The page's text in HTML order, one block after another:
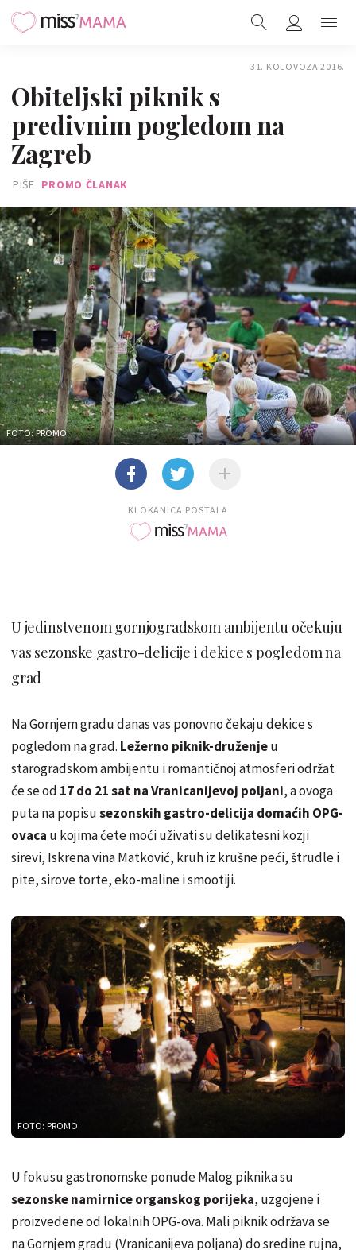
31. KOLOVOZA 2016.
Obiteljski piknik s
predivnim pogledom na
Zagreb
PIŠE PROMO ČLANAK
FOTO: PROMO
KLOKANICA POSTALA
U jedinstvenom gornjogradskom ambijentu očekuju
vas sezonske gastro-delicije i dekice s pogledom na
grad
Na Gornjem gradu danas vas ponovno čekaju dekice s
pogledom na grad. Ležerno piknik-druženjeu
starogradskom ambijentu i romantičnoj atmosferi održat
će se od 17 do 21 sat na Vranicanijevoj poljani, a ovoga
puta na popisusezonskih gastro-delicija domaćih OPG-
ovaca u kojima ćete moći uživati su delikatesni kozji
sirevi, Iskrena vina Matković, kruh iz krušne peći, štrudle i
pite, sirove torte, eko-maline i smootiji.
FOTO: PROMO
U fokusu gastronomske ponude Malog piknika su
sezonske namirnice organskog porijeka, uzgojene i
proizvedene od lokalnih OPG-ova. Mali piknik održava se
na Gornjem gradu (Vranicanijeva poljana) do sredine rujna,